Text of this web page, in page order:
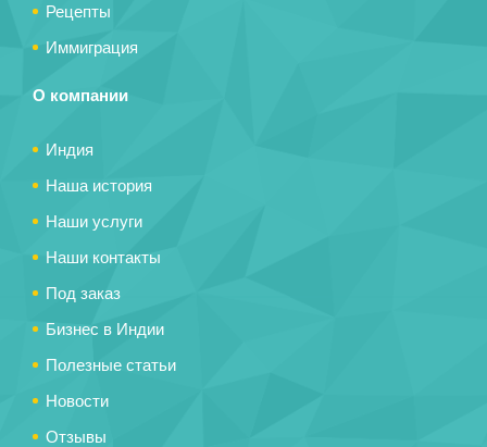
Рецепты
Иммиграция
О компании
Индия
Наша история
Наши услуги
Наши контакты
Под заказ
Бизнес в Индии
Полезные статьи
Новости
Отзывы